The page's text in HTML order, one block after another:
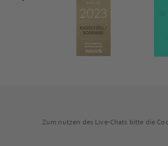
Zum nutzen des Live-Chats bitte die